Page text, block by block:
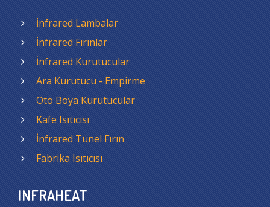
İnfrared Lambalar
İnfrared Fırınlar
İnfrared Kurutucular
Ara Kurutucu - Empirme
Oto Boya Kurutucular
Kafe Isıtıcısı
İnfrared Tünel Fırın
Fabrika Isıtıcısı
INFRAHEAT